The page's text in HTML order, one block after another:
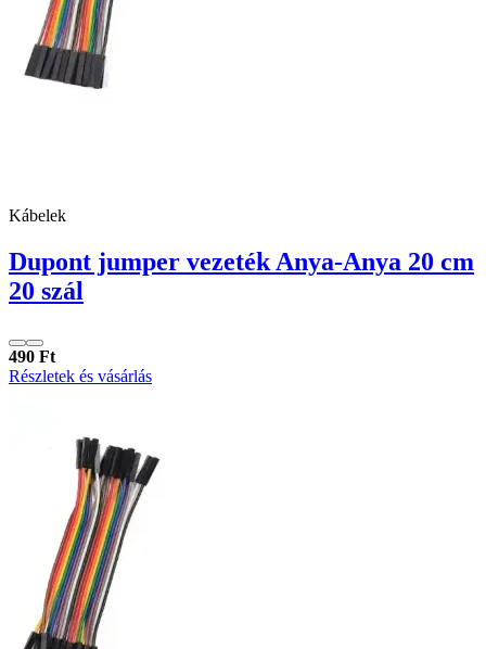
Kábelek
Dupont jumper vezeték Anya-Anya 20 cm
20 szál
490 Ft
Részletek és vásárlás